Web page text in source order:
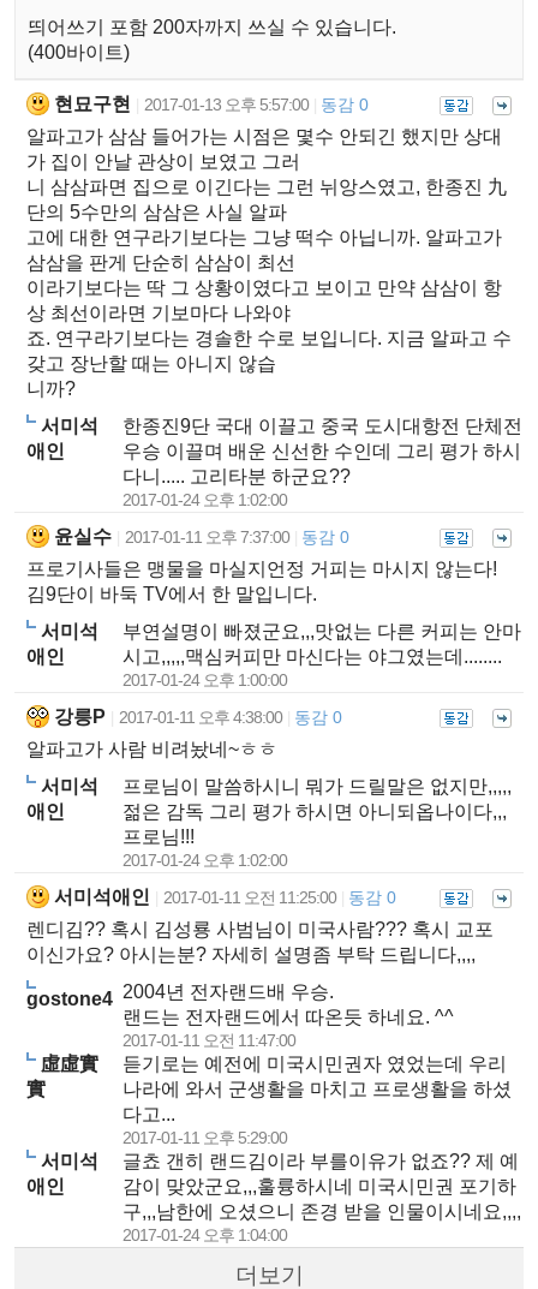
띄어쓰기 포함 200자까지 쓰실 수 있습니다.
(400바이트)
현묘구현 2017-01-13 오후 5:57:00 동감 0
알파고가 삼삼 들어가는 시점은 몇수 안되긴 했지만 상대
가 집이 안날 관상이 보였고 그러
니 삼삼파면 집으로 이긴다는 그런 뉘앙스였고, 한종진 九
단의 5수만의 삼삼은 사실 알파
고에 대한 연구라기보다는 그냥 떡수 아닙니까. 알파고가
삼삼을 판게 단순히 삼삼이 최선
이라기보다는 딱 그 상황이였다고 보이고 만약 삼삼이 항
상 최선이라면 기보마다 나와야
죠. 연구라기보다는 경솔한 수로 보입니다. 지금 알파고 수
갖고 장난할 때는 아니지 않습
니까?
서미석
애인
한종진9단 국대 이끌고 중국 도시대항전 단체전
우승 이끌며 배운 신선한 수인데 그리 평가 하시
다니..... 고리타분 하군요??
2017-01-24 오후 1:02:00
윤실수 2017-01-11 오후 7:37:00 동감 0
프로기사들은 맹물을 마실지언정 거피는 마시지 않는다!
김9단이 바둑 TV에서 한 말입니다.
서미석
애인
부연설명이 빠졌군요,,,맛없는 다른 커피는 안마
시고,,,,,맥심커피만 마신다는 야그였는데........
2017-01-24 오후 1:00:00
강릉P 2017-01-11 오후 4:38:00 동감 0
알파고가 사람 비려놨네~ㅎㅎ
서미석
애인
프로님이 말씀하시니 뭐가 드릴말은 없지만,,,,,
젊은 감독 그리 평가 하시면 아니되옵나이다,,,
프로님!!!
2017-01-24 오후 1:02:00
서미석애인 2017-01-11 오전 11:25:00 동감 0
렌디김?? 혹시 김성룡 사범님이 미국사람??? 혹시 교포
이신가요? 아시는분? 자세히 설명좀 부탁 드립니다,,,,
gostone4 2004년 전자랜드배 우승.
랜드는 전자랜드에서 따온듯 하네요. ^^
2017-01-11 오전 11:47:00
虛虛實
實
듣기로는 예전에 미국시민권자 였었는데 우리
나라에 와서 군생활을 마치고 프로생활을 하셨
다고...
2017-01-11 오후 5:29:00
서미석
애인
글쵸 갠히 랜드김이라 부를이유가 없죠?? 제 예
감이 맞았군요,,,훌륭하시네 미국시민권 포기하
구,,,남한에 오셨으니 존경 받을 인물이시네요,,,,
2017-01-24 오후 1:04:00
더보기